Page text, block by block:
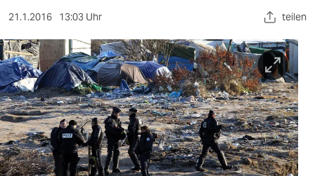
sport
berlin
nord
wahrheit
21.1.2016 13:03 Uhr teilen